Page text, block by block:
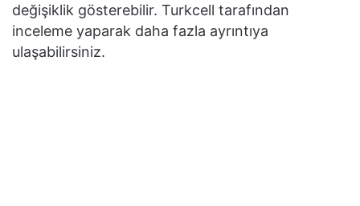
değişiklik gösterebilir. Turkcell tarafından
inceleme yaparak daha fazla ayrıntıya
ulaşabilirsiniz.